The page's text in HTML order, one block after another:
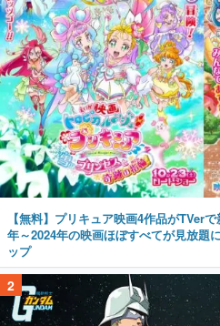
【無料】プリキュア映画4作品がTVer
年～2024年の映画ほぼすべてが見放題
ップ
2